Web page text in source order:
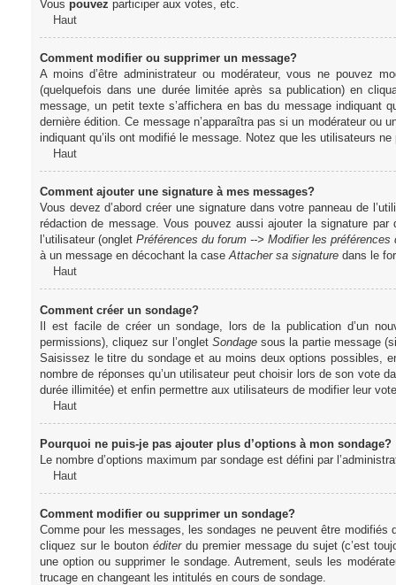
Vous pouvez participer aux votes, etc.
Haut
Comment modifier ou supprimer un message?
A moins d’être administrateur ou modérateur, vous ne pouvez
(quelquefois dans une durée limitée après sa publication) en
message, un petit texte s’affichera en bas du message indiquant
dernière édition. Ce message n’apparaîtra pas si un modérateur
indiquant qu’ils ont modifié le message. Notez que les utilisateurs
Haut
Comment ajouter une signature à mes messages?
Vous devez d’abord créer une signature dans votre panneau de
rédaction de message. Vous pouvez aussi ajouter la signature
l’utilisateur (onglet Préférences du forum --> Modifier les préférences
à un message en décochant la caseAttacher sa signaturedans le
Haut
Comment créer un sondage?
Il est facile de créer un sondage, lors de la publication d’un
permissions), cliquez sur l’onglet Sondagesous la partie message
Saisissez le titre du sondage et au moins deux options possibles,
nombre de réponses qu’un utilisateur peut choisir lors de son vote
durée illimitée) et enfin permettre aux utilisateurs de modifier leur
Haut
Pourquoi ne puis-je pas ajouter plus d’options à mon sondage?
Le nombre d’options maximum par sondage est défini par
Haut
Comment modifier ou supprimer un sondage?
Comme pour les messages, les sondages ne peuvent être modifiés
cliquez sur le bouton éditerdu premier message du sujet (c’est
une option ou supprimer le sondage. Autrement, seuls les
trucage en changeant les intitulés en cours de sondage.